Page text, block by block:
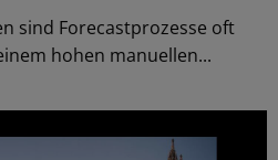
sind Forecastprozesse oft
hohen manuellen...